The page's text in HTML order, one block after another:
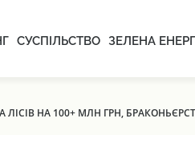
СУСПІЛЬСТВО ЗЕЛЕНА
НА 100+ МЛН ГРН,